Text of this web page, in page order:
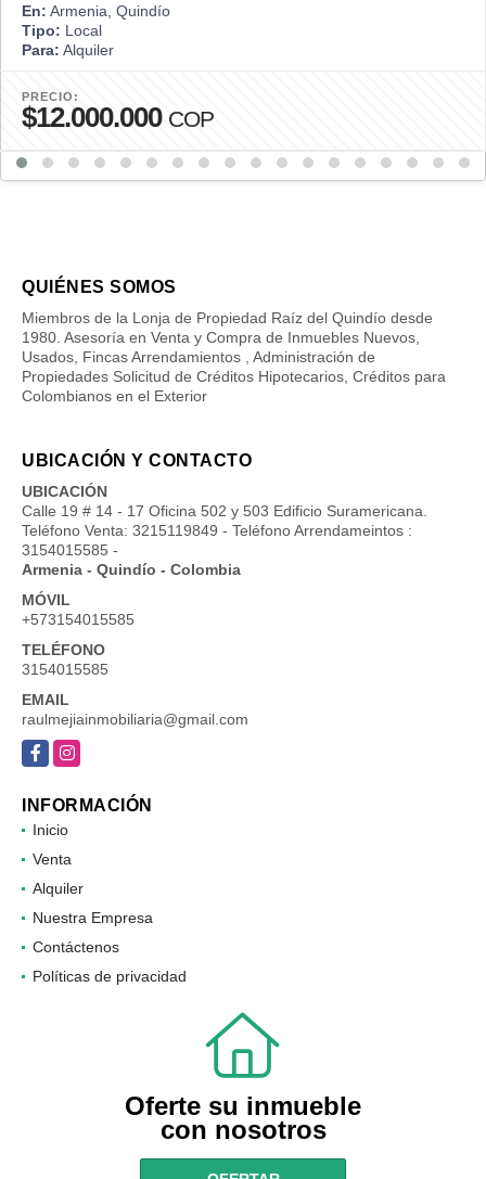
En: Armenia, Quindío
Tipo: Local
Para: Alquiler
PRECIO:
$12.000.000 COP
QUIÉNES SOMOS
Miembros de la Lonja de Propiedad Raíz del Quindío desde
1980. Asesoría en Venta y Compra de Inmuebles Nuevos,
Usados, Fincas Arrendamientos , Administración de
Propiedades Solicitud de Créditos Hipotecarios, Créditos para
Colombianos en el Exterior
UBICACIÓN Y CONTACTO
UBICACIÓN
Calle 19 # 14 - 17 Oficina 502 y 503 Edificio Suramericana.
Teléfono Venta: 3215119849 - Teléfono Arrendameintos :
3154015585 -
Armenia - Quindío - Colombia
MÓVIL
+573154015585
TELÉFONO
3154015585
EMAIL
raulmejiainmobiliaria@gmail.com
FacebookInstagram
INFORMACIÓN
Inicio
Venta
Alquiler
Nuestra Empresa
Contáctenos
Políticas de privacidad
Oferte su inmueble
con nosotros